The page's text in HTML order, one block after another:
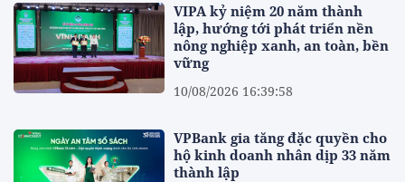
VIPA kỷ niệm 20 năm thành
lập, hướng tới phát triển nền
nông nghiệp xanh, an toàn, bền
vững
10/08/2026 16:39:58
VPBank gia tăng đặc quyền cho
hộ kinh doanh nhân dịp 33 năm
thành lập